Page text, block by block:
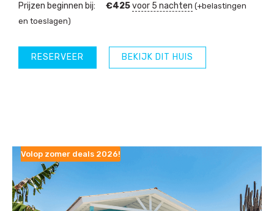
Prijzen beginnen bij: €425voor 5 nachten (+belastingen
en toeslagen)
BEKIJK DIT HUIS
RESERVEER
Volop zomer deals 2026!